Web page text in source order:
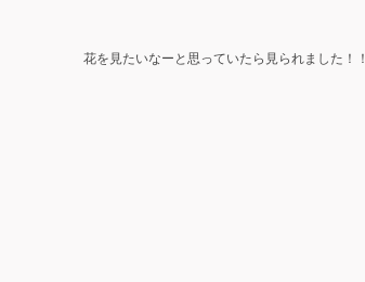
花を見たいなーと思っていたら見られました！！